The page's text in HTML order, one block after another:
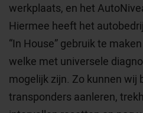
werkplaats, en het
Hiermee heeft het
“In House” gebruik te
welke met universele
mogelijk zijn. Zo kunnen wij
transponders aanleren,